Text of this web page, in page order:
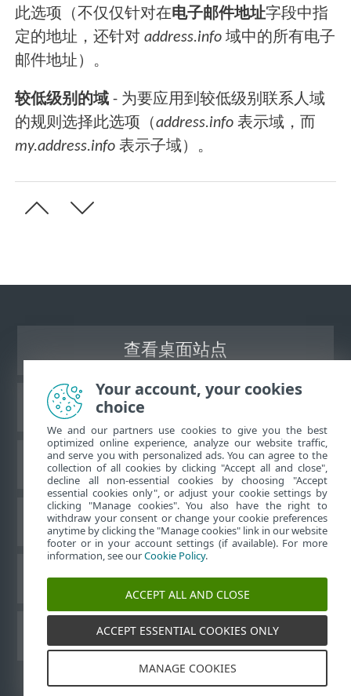
此选项（不仅仅针对在电子邮件地址字段中指
定的地址，还针对address.info 域中的所有电子
邮件地址）。
较低级别的域 - 为要应用到较低级别联系人域
的规则选择此选项（address.info 表示域，而
my.address.info 表示子域）。
查看桌面站点
ESET 知识库
ESET 论坛
区域支持
管理 Cookie
其他 ESET 产品
©1992-2026ESET, spol. s r.o. - 保留所有权利。
Your account, your cookies
choice
We and our partners use cookies to give you the best
optimized online experience, analyze our website traffic,
and serve you with personalized ads. You can agree to the
collection of all cookies by clicking "Accept all and close",
decline all non-essential cookies by choosing "Accept
essential cookies only", or adjust your cookie settings by
clicking "Manage cookies". You also have the right to
withdraw your consent or change your cookie preferences
anytime by clicking the "Manage cookies" link in our website
footer or in your account settings (if available). For more
information, see ourCookie Policy.
ACCEPT ALL AND CLOSE
ACCEPT ESSENTIAL COOKIES ONLY
MANAGE COOKIES